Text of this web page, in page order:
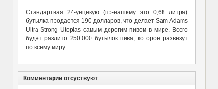
Стандартная 24-унцевую (по-нашему это 0,68 литра)
бутылка продается 190 долларов, что делает Sam Adams
Ultra Strong Utopias самым дорогим пивом в мире. Всего
будет разлито 250.000 бутылок пива, которое развезут
по всему миру.
Комментарии отсуствуют